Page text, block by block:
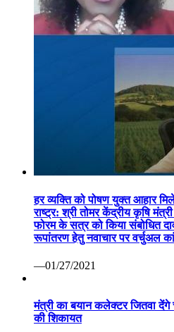
हर व्यक्ति को पोषण युक्त आहार
राष्ट्र: श्री तोमर केंद्रीय कृषि
फोरम के सत्र को किया संबोधित
रूपांतरण हेतु नवाचार पर वर्चुअल
—01/27/2021
मंत्री का बयान कलेक्टर जितवा
की शिकायत